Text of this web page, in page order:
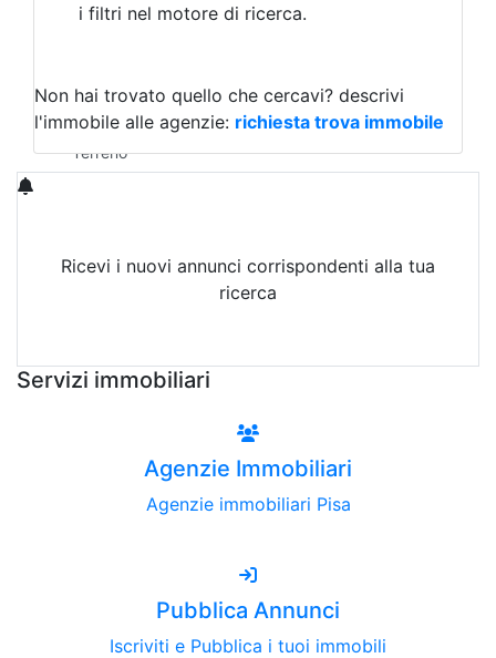
Magazzini
Qualsiasi
Terreno edificabile
Terreno
i filtri nel motore di ricerca.
Non hai trovato quello che cercavi? descrivi
l'immobile alle agenzie: richiesta trova immobile
Ricevi i nuovi annunci corrispondenti alla tua
ricerca
Servizi immobiliari
Agenzie Immobiliari
Agenzie immobiliari Pisa
Pubblica Annunci
Iscriviti e Pubblica i tuoi immobili